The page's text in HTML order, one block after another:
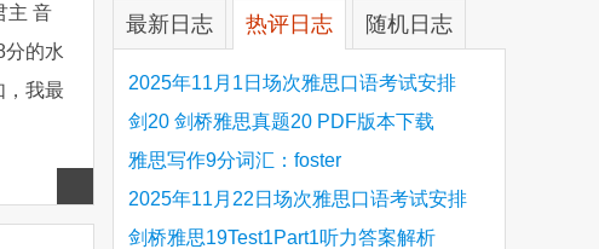
主 音
分的水
，我最
more
最新日志 热评日志 随机日志
2025年11月1日场次雅思口语考试安排
剑20 剑桥雅思真题20 PDF版本下载
雅思写作9分词汇：foster
2025年11月22日场次雅思口语考试安排
剑桥雅思19Test1Part1听力答案解析